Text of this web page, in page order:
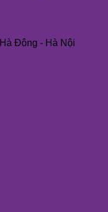
Đông - Hà Nội